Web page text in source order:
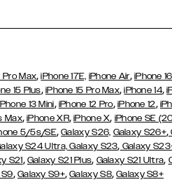
Pro Max,iPhone 17E, iPhone Air, iPhone
15 Plus, iPhone 15 Pro Max,iPhone 14,
13 Mini, iPhone 12 Pro, iPhone 12,
Max,iPhone XR,iPhone X, iPhone SE
5/5s/SE,Galaxy S26, Galaxy S26+,
S24 Ultra, Galaxy S23, Galaxy
S21, Galaxy S21 Plus, Galaxy S21 Ultra,
, Galaxy S9+,Galaxy S8,Galaxy S8+